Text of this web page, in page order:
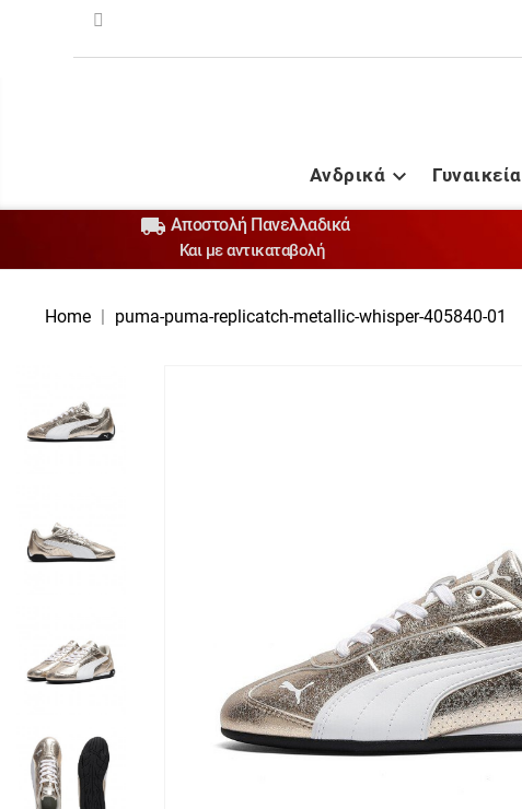

Ανδρικά Γυναικεία
 Αποστολή Πανελλαδικά
Και με αντικαταβολή
Home puma-puma-replicatch-metallic-whisper-405840-01